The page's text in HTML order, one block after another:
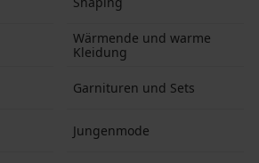
Wärmende und warme
Kleidung
Garnituren und Sets
Jungenmode